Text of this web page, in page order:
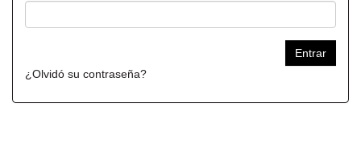
¿Olvidó su contraseña?